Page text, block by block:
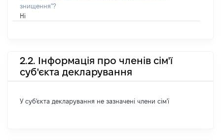
знищення"?
Ні
2.2. Інформація про членів сім'ї
суб'єкта декларування
У суб'єкта декларування не зазначені члени сім'ї